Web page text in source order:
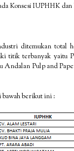
Konsesi IUPHHK
ditemukan total
titik terbanyak
Pulp and
berikut ini :